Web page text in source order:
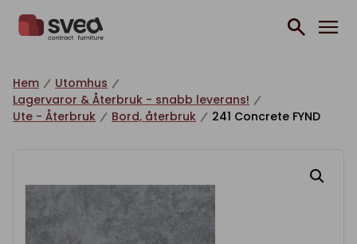
Hem
Utomhus
Lagervaror & Återbruk - snabb leverans!
Ute - Återbruk
Bord, återbruk 241 Concrete FYND